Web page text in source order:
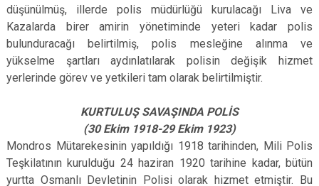
düşünülmüş, illerde polis müdürlüğü kurulacağı Liva ve
Kazalarda birer amirin yönetiminde yeteri kadar polis
bulunduracağı belirtilmiş, polis mesleğine alınma ve
yükselme şartları aydınlatılarak polisin değişik hizmet
yerlerinde görev ve yetkileri tam olarak belirtilmiştir.
KURTULUŞ SAVAŞINDA POLİS
(30 Ekim 1918-29 Ekim 1923)
Mondros Mütarekesinin yapıldığı 1918 tarihinden, Mili Polis
Teşkilatının kurulduğu 24 haziran 1920 tarihine kadar, bütün
yurtta Osmanlı Devletinin Polisi olarak hizmet etmiştir. Bu